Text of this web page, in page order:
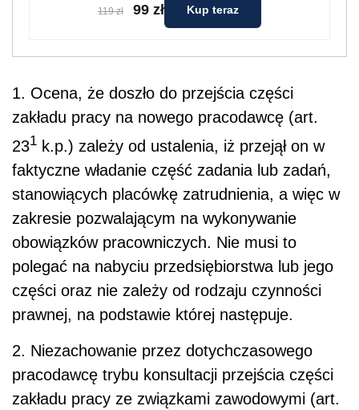
119 zł 99 zł Kup teraz
1. Ocena, że doszło do przejścia części
zakładu pracy na nowego pracodawcę (art.
231 k.p.) zależy od ustalenia, iż przejął on w
faktyczne władanie część zadania lub zadań,
stanowiących placówkę zatrudnienia, a więc w
zakresie pozwalającym na wykonywanie
obowiązków pracowniczych. Nie musi to
polegać na nabyciu przedsiębiorstwa lub jego
części oraz nie zależy od rodzaju czynności
prawnej, na podstawie której następuje.
2. Niezachowanie przez dotychczasowego
pracodawcę trybu konsultacji przejścia części
zakładu pracy ze związkami zawodowymi (art.